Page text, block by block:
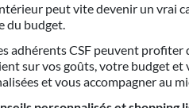
peut vite devenir un vrai
du budget.
adhérents CSF peuvent profiter
sur vos goûts, votre budget et
et vous accompagner au